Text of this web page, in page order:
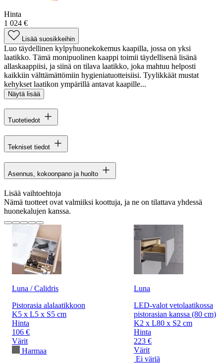
Hinta
1 024 €
Lisää suosikkeihin
Luo täydellinen kylpyhuonekokemus kaapilla, jossa on yksi
laatikko. Tämä monipuolinen kaappi toimii täydellisenä lisänä
allaskaappiisi, ja siinä on tilava laatikko, joka mahtuu helposti
kaikkiin välttämättömiin hygieniatuotteisiisi. Tyylikkäät mustat
kehykset laatikon ympärillä antavat kaapille...
Näytä lisää
Tuotetiedot
Tekniset tiedot
Asennus, kokoonpano ja huolto
Lisää vaihtoehtoja
Nämä tuotteet ovat valmiiksi koottuja, ja ne on tilattava yhdessä
huonekalujen kanssa.
Luna / Calidris
Pistorasia alalaatikkoon
K5 x L5 x S5 cm
Hinta
106 €
Värit
Harmaa
Luna
LED-valot vetolaatikossa
pistorasian kanssa (80 cm)
K2 x L80 x S2 cm
Hinta
223 €
Värit
Ei väriä